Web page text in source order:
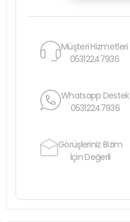
Müşteri Hizmetleri
05312247936
Whatsapp Destek
05312247936
Görüşleriniz Bizim
İçin Değerli